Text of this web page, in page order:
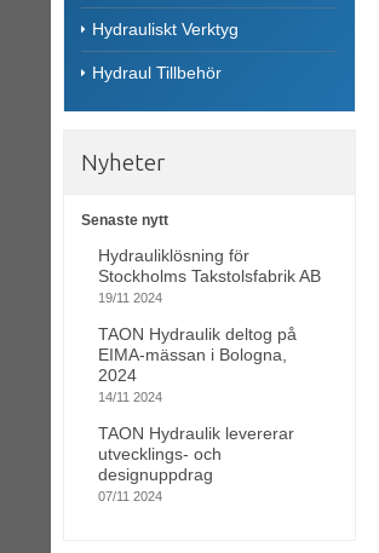
Hydrauliskt Verktyg
Hydraul Tillbehör
Nyheter
Senaste nytt
Hydrauliklösning för
Stockholms Takstolsfabrik AB
19/11 2024
TAON Hydraulik deltog på
EIMA-mässan i Bologna,
2024
14/11 2024
TAON Hydraulik levererar
utvecklings- och
designuppdrag
07/11 2024